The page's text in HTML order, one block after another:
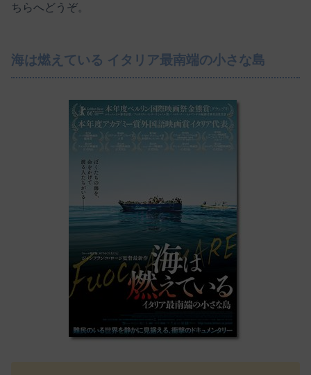
ちらへどうぞ。
海は燃えている イタリア最南端の小さな島